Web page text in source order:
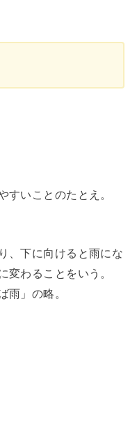
すいことのたとえ。
、下に向けると雨にな
変わることをいう。
雨」の略。